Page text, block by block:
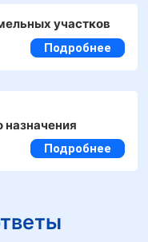
участков
Подробнее
назначения
Подробнее